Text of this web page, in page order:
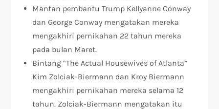
Mantan pembantu Trump Kellyanne Conway
dan George Conway mengatakan mereka
mengakhiri pernikahan 22 tahun mereka
pada bulan Maret.
Bintang “The Actual Housewives of Atlanta”
Kim Zolciak-Biermann dan Kroy Biermann
mengakhiri pernikahan mereka selama 12
tahun. Zolciak-Biermann mengatakan itu